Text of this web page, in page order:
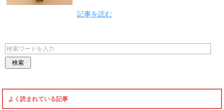
記事を読む
よく読まれている記事